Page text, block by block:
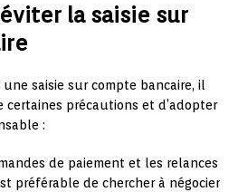
la saisie sur
une saisie sur compte bancaire, il
précautions et d’adopter
:
de paiement et les relances
préférable de chercher à négocier